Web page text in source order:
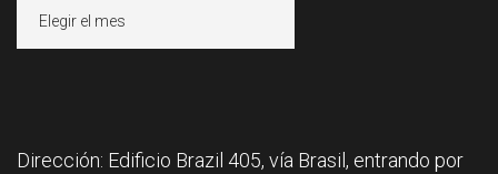
Dirección: Edificio Brazil 405, vía Brasil, entrando por